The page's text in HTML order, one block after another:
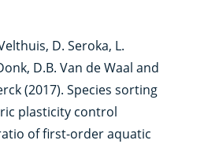
D. Seroka, L.
D.B. Van de Waal and
(2017). Species sorting
plasticity control
of first-order aquatic